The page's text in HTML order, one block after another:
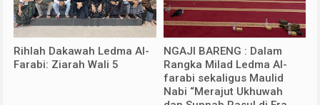
Rihlah Dakawah Ledma Al-
Farabi: Ziarah Wali 5
NGAJI BARENG : Dalam
Rangka Milad Ledma Al-
farabi sekaligus Maulid
Nabi “Merajut Ukhuwah